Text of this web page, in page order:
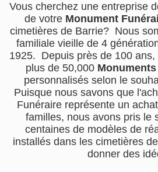
Vous cherchez une entreprise
de votre Monument
cimetières de Barrie? Nous
familiale vieille de 4
1925. Depuis près de 100
plus de 50,000
personnalisés selon le
Puisque nous savons que
Funéraire représente un
familles, nous avons pris le
centaines de modèles de
installés dans les cimetières
donner des